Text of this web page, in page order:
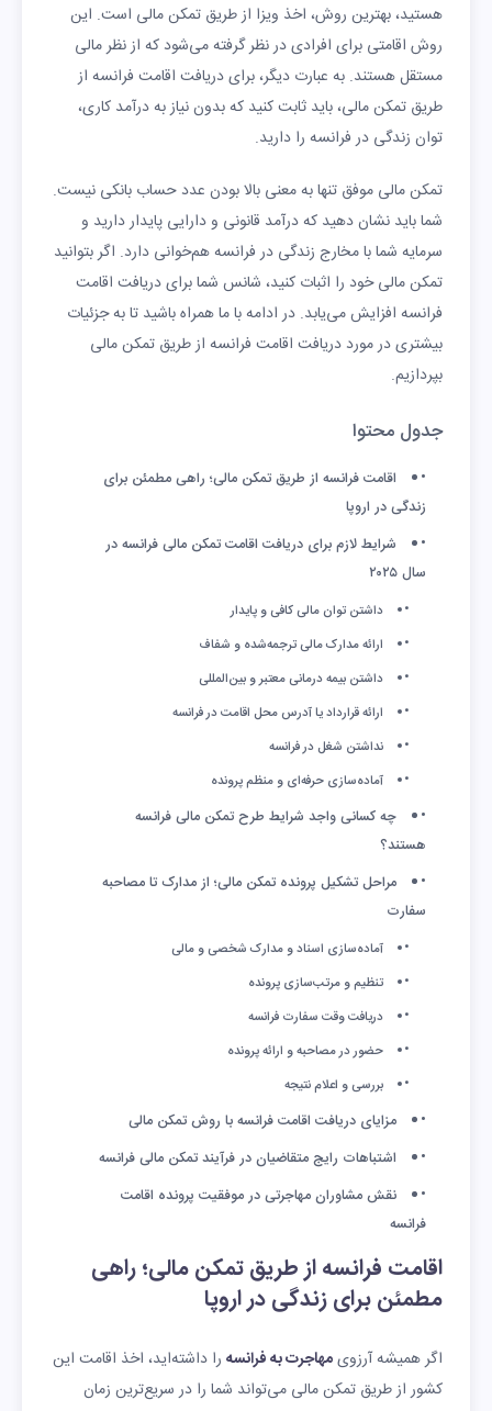
هستید، بهترین روش، اخذ ویزا از طریق تمکن مالی است. این
روش اقامتی برای افرادی در نظر گرفته می‌شود که از نظر مالی
مستقل هستند. به عبارت دیگر، برای دریافت اقامت فرانسه از
طریق تمکن مالی، باید ثابت کنید که بدون نیاز به درآمد کاری،
توان زندگی در فرانسه را دارید.
تمکن مالی موفق تنها به معنی بالا بودن عدد حساب بانکی نیست.
شما باید نشان دهید که درآمد قانونی و دارایی پایدار دارید و
سرمایه شما با مخارج زندگی در فرانسه هم‌خوانی دارد. اگر بتوانید
تمکن مالی خود را اثبات کنید، شانس شما برای دریافت اقامت
فرانسه افزایش می‌یابد. در ادامه با ما همراه باشید تا به جزئیات
بیشتری در مورد دریافت اقامت فرانسه از طریق تمکن مالی
بپردازیم.
جدول محتوا
اقامت فرانسه از طریق تمکن مالی؛ راهی مطمئن برای
زندگی در اروپا
شرایط لازم برای دریافت اقامت تمکن مالی فرانسه در
سال ۲۰۲۵
داشتن توان مالی کافی و پایدار
ارائه مدارک مالی ترجمه‌شده و شفاف
داشتن بیمه درمانی معتبر و بین‌المللی
ارائه قرارداد یا آدرس محل اقامت در فرانسه
نداشتن شغل در فرانسه
آماده‌سازی حرفه‌ای و منظم پرونده
چه کسانی واجد شرایط طرح تمکن مالی فرانسه
هستند؟
مراحل تشکیل پرونده تمکن مالی؛ از مدارک تا مصاحبه
سفارت
آماده‌سازی اسناد و مدارک شخصی و مالی
تنظیم و مرتب‌سازی پرونده
دریافت وقت سفارت فرانسه
حضور در مصاحبه و ارائه پرونده
بررسی و اعلام نتیجه
مزایای دریافت اقامت فرانسه با روش تمکن مالی
اشتباهات رایج متقاضیان در فرآیند تمکن مالی فرانسه
نقش مشاوران مهاجرتی در موفقیت پرونده اقامت
فرانسه
اقامت فرانسه از طریق تمکن مالی؛ راهی
مطمئن برای زندگی در اروپا
اگر همیشه آرزویمهاجرت به فرانسه را داشته‌اید، اخذ اقامت این
کشور از طریق تمکن مالی می‌تواند شما را در سریع‌ترین زمان